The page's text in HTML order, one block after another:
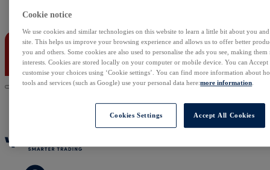
Kontakt
Cookie notice
We use cookies and similar technologies on this website to learn a little bit about you
site. This helps us improve your browsing experience and allows us to offer better
you and others. Some cookies are also used to personalise the ads you see, making
interests. Cookies are stored locally on your computer or mobile device. You can
customise your choices using ‘Cookie settings’. You can find more information about
tools and services (such as Google) use your personal data here:more information
Cookies Settings Accept All Cookies